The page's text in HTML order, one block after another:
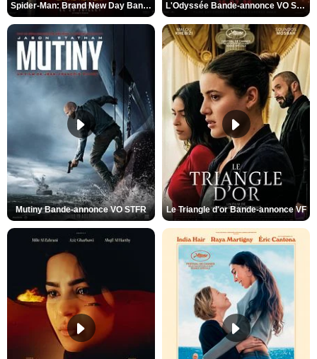
Spider-Man: Brand New Day Bande-annonce VO STFR L'Odyssée Bande-annonce VO STFR
Mutiny Bande-annonce VO STFR Le Triangle d'or Bande-annonce VF